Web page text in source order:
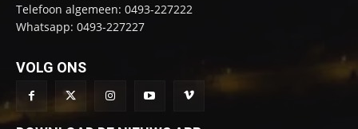
Telefoon algemeen: 0493-227222
Whatsapp: 0493-227227
VOLG ONS